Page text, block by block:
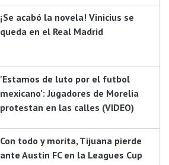
¡Se acabó la novela! Vinicius se
queda en el Real Madrid
'Estamos de luto por el futbol
mexicano': Jugadores de Morelia
protestan en las calles (VIDEO)
Con todo y morita, Tijuana pierde
ante Austin FC en la Leagues Cup